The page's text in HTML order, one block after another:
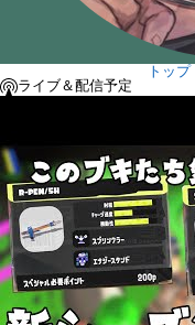
トップ
ライブ＆配信予定